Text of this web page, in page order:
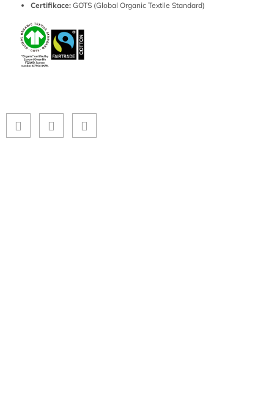
Certifikace: GOTS (Global Organic Textile Standard)